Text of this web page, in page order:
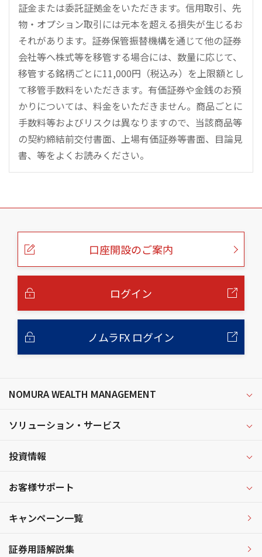
証金または委託証拠金をいただきます。信用取引、先
物・オプション取引には元本を超える損失が生じるお
それがあります。証券保管振替機構を通じて他の証券
会社等へ株式等を移管する場合には、数量に応じて、
移管する銘柄ごとに11,000円（税込み）を上限額とし
て移管手数料をいただきます。有価証券や金銭のお預
かりについては、料金をいただきません。商品ごとに
手数料等およびリスクは異なりますので、当該商品等
の契約締結前交付書面、上場有価証券等書面、目論見
書、等をよくお読みください。
こ
口座開設のご案内
ログイン
ノムラFX ログイン
NOMURA WEALTH MANAGEMENT
ソリューション・サービス
投資情報
お客様サポート
キャンペーン一覧
証券用語解説集